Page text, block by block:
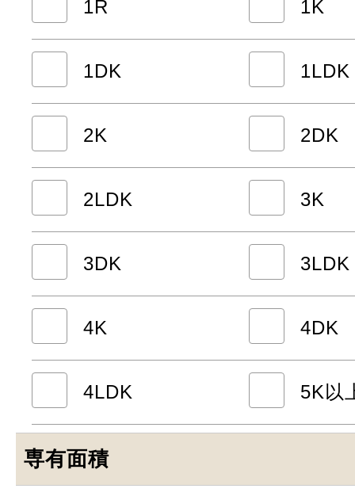
1R 1K
1DK 1LDK
2K 2DK
2LDK 3K
3DK 3LDK
4K 4DK
4LDK 5K以
専有面積